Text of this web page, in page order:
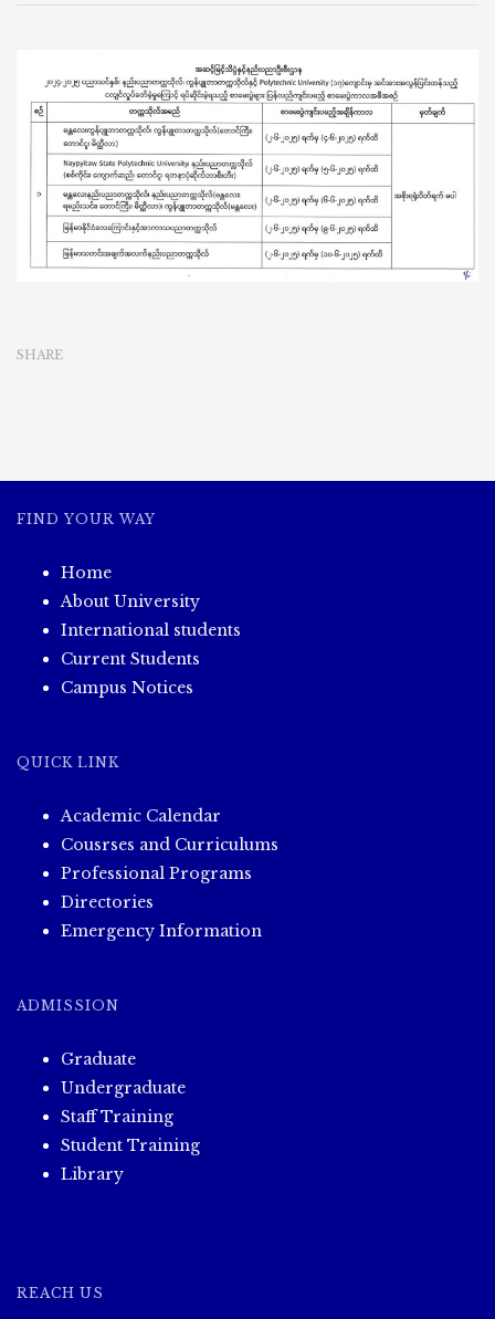
မည့်
စာမေးပွဲ
ကာလ
SHARE
FIND YOUR WAY
Home
About University
International students
Current Students
Campus Notices
QUICK LINK
Academic Calendar
Cousrses and Curriculums
Professional Programs
Directories
Emergency Information
ADMISSION
Graduate
Undergraduate
Staff Training
Student Training
Library
REACH US